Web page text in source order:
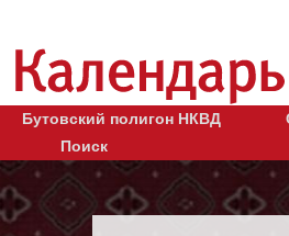
Бутовский полигон НКВД
Поиск